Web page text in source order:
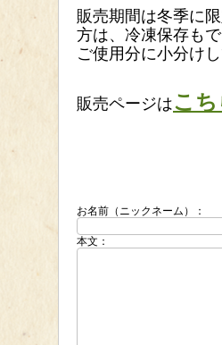
販売期間は冬季に
方は、冷凍保存も
ご使用分に小分け
販売ページはこち
お名前（ニックネーム）：
本文：